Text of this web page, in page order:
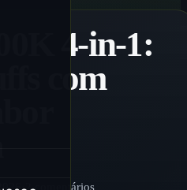
4-in-1:
com
·2 comentários